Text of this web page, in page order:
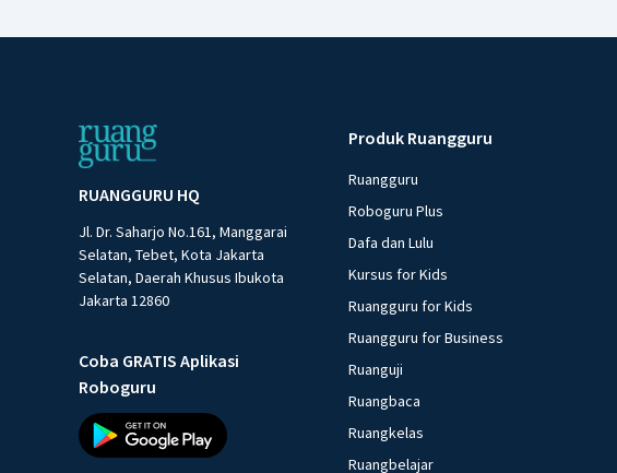
RUANGGURU HQ
Jl. Dr. Saharjo No.161, Manggarai
Selatan, Tebet, Kota Jakarta
Selatan, Daerah Khusus Ibukota
Jakarta 12860
Coba GRATIS Aplikasi
Roboguru
Produk Ruangguru
Ruangguru
Roboguru Plus
Dafa dan Lulu
Kursus for Kids
Ruangguru for Kids
Ruangguru for Business
Ruanguji
Ruangbaca
Ruangkelas
Ruangbelajar